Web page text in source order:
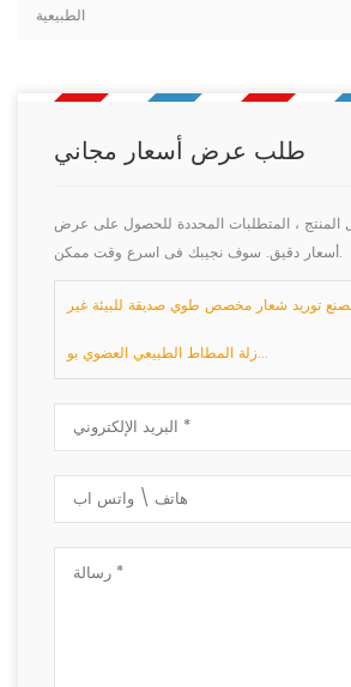
الطبيعية
طلب عرض أسعار مجاني
المنتج ، المتطلبات المحددة للحصول على عرض
أسعار دقيق. سوف نجيبك فى اسرع وقت ممكن.
توريد شعار مخصص طوي صديقة للبيئة غير
زلة المطاط الطبيعي العضوي بو...